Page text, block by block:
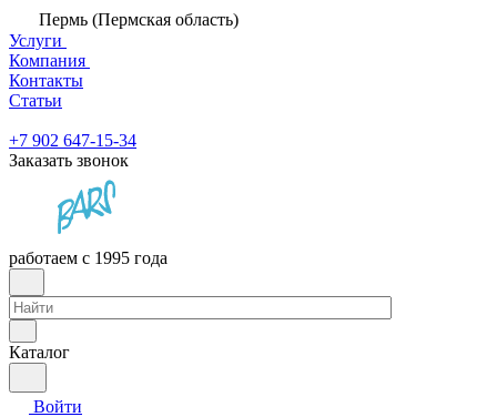
Пермь (Пермская область)
Услуги
Компания
Контакты
Статьи
+7 902 647-15-34
Заказать звонок
работаем с 1995 года
Каталог
Войти